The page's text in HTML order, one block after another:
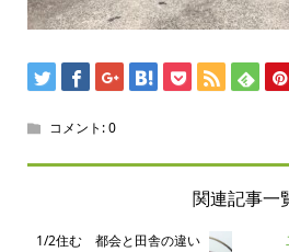
コメント:0
関連記事一
1/2住む 都会と田舎の違い